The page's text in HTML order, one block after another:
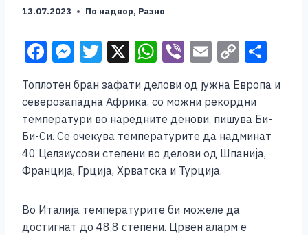
13.07.2023 По надвор, Разно
F
c
e
b
o
o
k
M
e
ss
e
n
g
er
T
wi
tt
er
X W
at
s
A
p
p
Vi
er
E
ai
l
C
p
y
Li
n
ar
e
Топлотен бран зафати делови од јужна Европа и
северозападна Африка, со можни рекордни
температури во наредните денови, пишува Би-
Би-Си. Се очекува температурите да надминат
40 Целзиусови степени во делови од Шпанија,
Франција, Грција, Хрватска и Турција.
Во Италија температурите би можеле да
достигнат до 48,8 степени. Црвен аларм е